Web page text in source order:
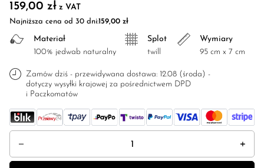
159,00 zł z VAT
Najniższa cena od 30 dni:159,00 zł
Materiał
100% jedwab naturalny
Splot
twill
Wymiary
95 cm x 7 cm
Zamów dziś - przewidywana dostawa: 12.08 (środa) -
dotyczy wysyłki krajowej za pośrednictwem DPD
i Paczkomatów
ilość Jedwabne twilly "Feminimal" czarna